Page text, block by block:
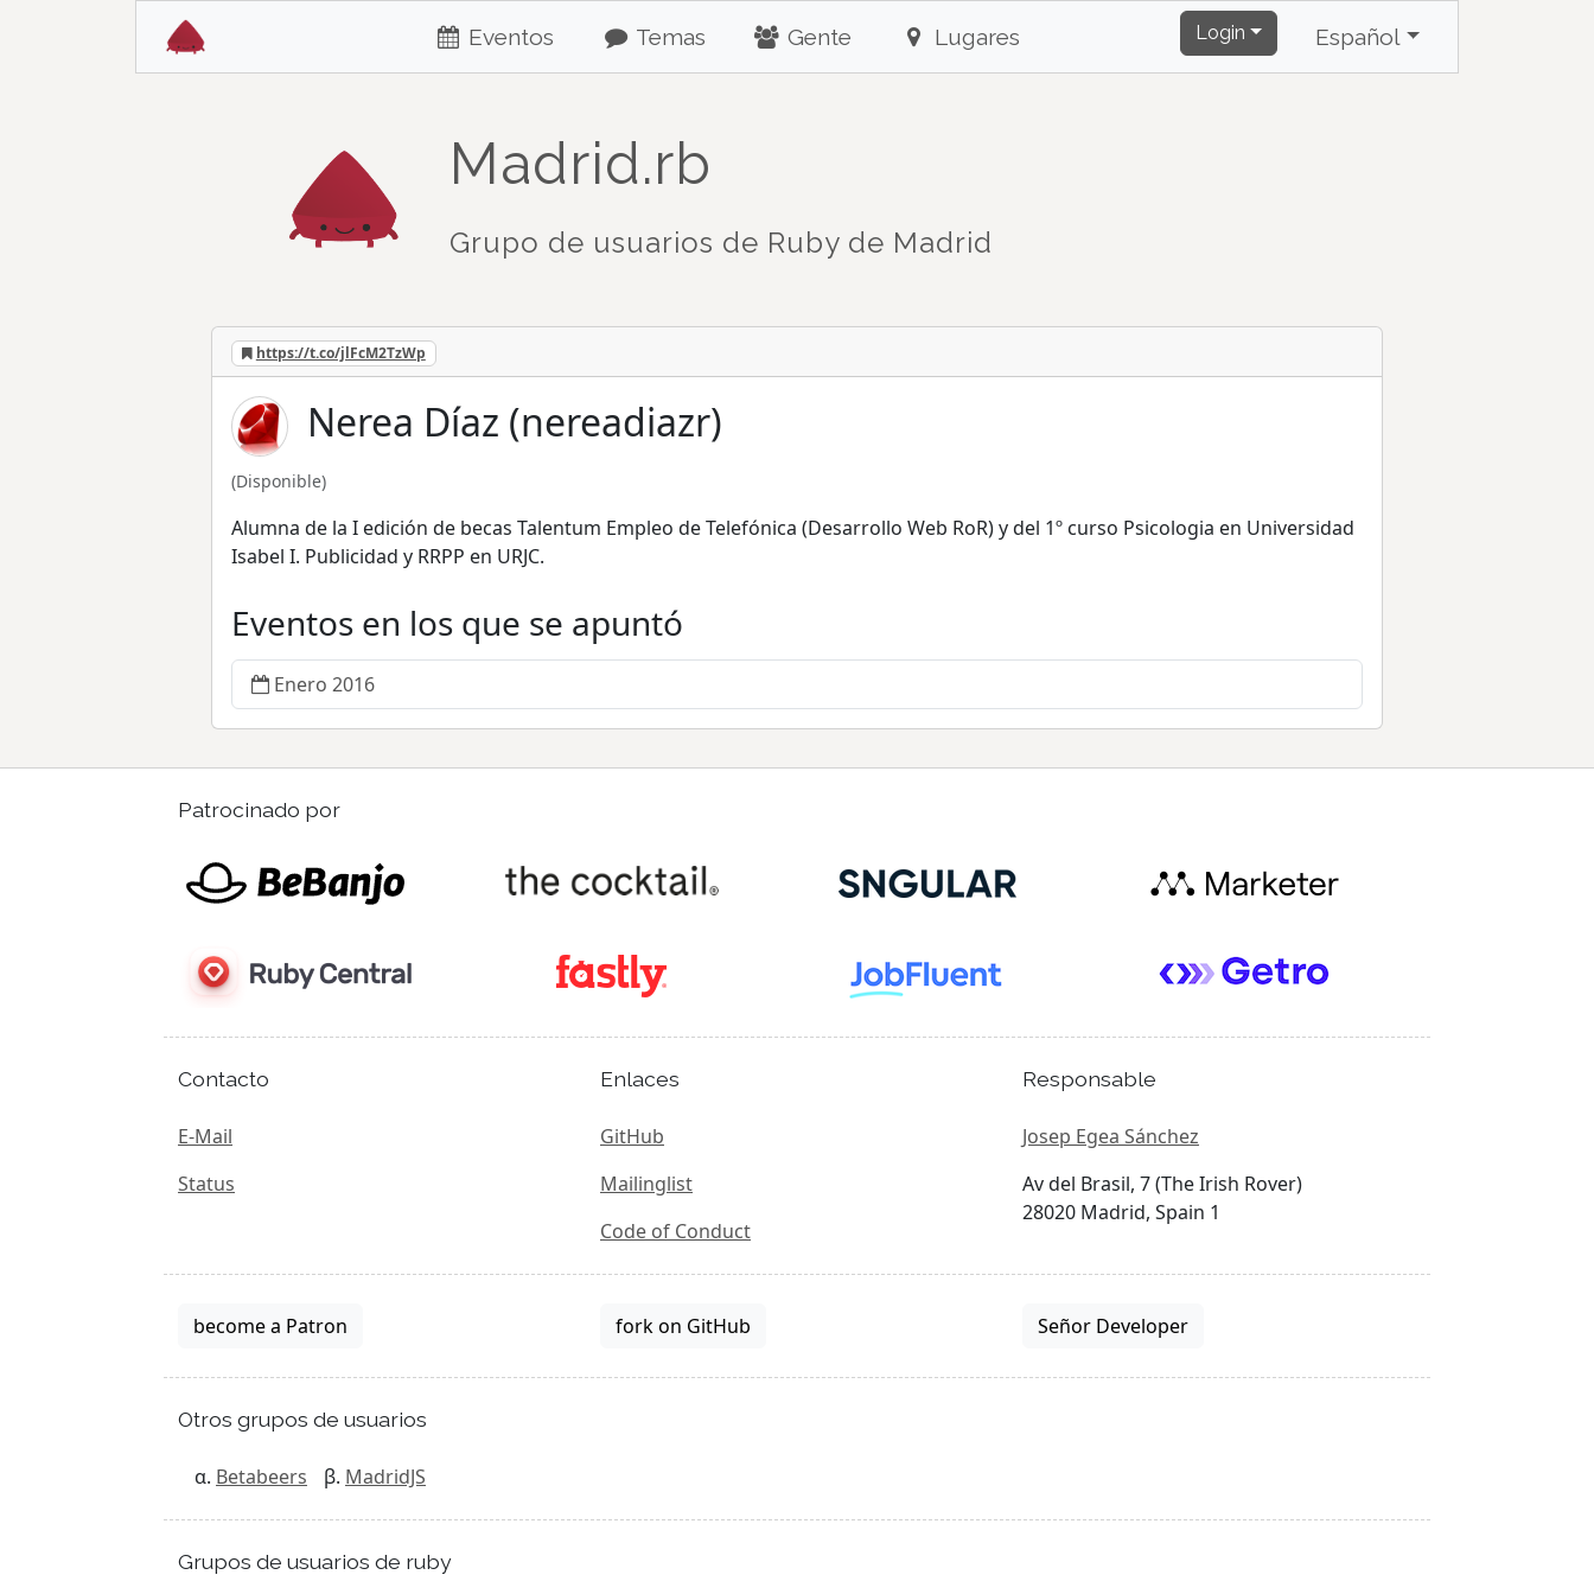
Eventos Temas Gente Lugares Login Español
Madrid.rb
Grupo de usuarios de Ruby de Madrid
https://t.co/jlFcM2TzWp
Nerea Díaz (nereadiazr)
(Disponible)
Alumna de la I edición de becas Talentum Empleo de Telefónica (Desarrollo Web RoR) y del 1º curso Psicologia en Universidad
Isabel I. Publicidad y RRPP en URJC.
Eventos en los que se apuntó
Enero 2016
Patrocinado por
Contacto
E-Mail
Status
Enlaces
GitHub
Mailinglist
Code of Conduct
Responsable
Josep Egea Sánchez
Av del Brasil, 7 (The Irish Rover)
28020 Madrid, Spain 1
become a Patron fork on GitHub Señor Developer
Otros grupos de usuarios
Betabeers MadridJS
Grupos de usuarios de ruby